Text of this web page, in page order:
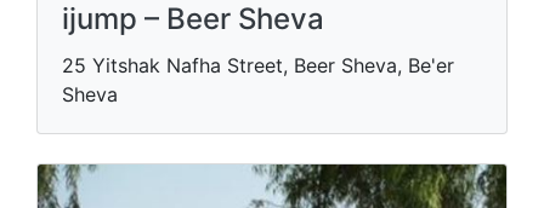
ijump – Beer Sheva
25 Yitshak Nafha Street, Beer Sheva, Be'er
Sheva